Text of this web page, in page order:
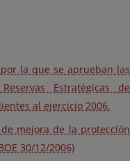
la que se aprueban las
Estratégicas de
al ejercicio 2006.
mejora de la protección
30/12/2006)